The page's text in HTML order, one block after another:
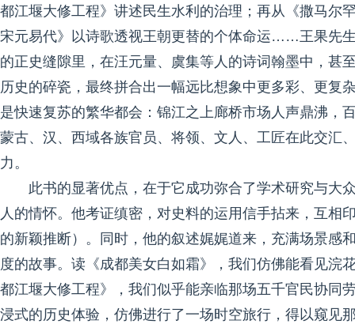
都江堰大修工程》讲述民生水利的治理；再从《撒马尔
宋元易代》以诗歌透视王朝更替的个体命运……王果先
的正史缝隙里，在汪元量、虞集等人的诗词翰墨中，甚
历史的碎瓷，最终拼合出一幅远比想象中更多彩、更复
是快速复苏的繁华都会：锦江之上廊桥市场人声鼎沸，
蒙古、汉、西域各族官员、将领、文人、工匠在此交汇
力。
此书的显著优点，在于它成功弥合了学术研究与大
人的情怀。他考证缜密，对史料的运用信手拈来，互相
的新颖推断）。同时，他的叙述娓娓道来，充满场景感
度的故事。读《成都美女白如霜》，我们仿佛能看见浣
都江堰大修工程》，我们似乎能亲临那场五千官民协同
浸式的历史体验，仿佛进行了一场时空旅行，得以窥见